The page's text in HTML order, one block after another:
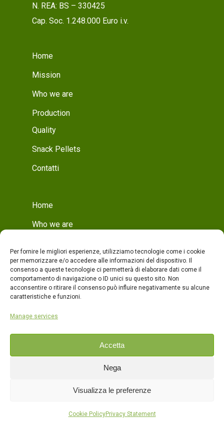
Per fornire le migliori esperienze, utilizziamo tecnologie come i cookie
per memorizzare e/o accedere alle informazioni del dispositivo. Il
consenso a queste tecnologie ci permetterà di elaborare dati come il
comportamento di navigazione o ID unici su questo sito. Non
acconsentire o ritirare il consenso può influire negativamente su alcune
caratteristiche e funzioni.
Manage services
Accetta
Nega
Visualizza le preferenze
Cookie PolicyPrivacy Statement
N. REA: BS – 330425
Cap. Soc. 1.248.000 Euro i.v.
Home
Mission
Who we are
Production
Quality
Snack Pellets
Contatti
Home
Who we are
Who we are
Production
Production
Quality
Products